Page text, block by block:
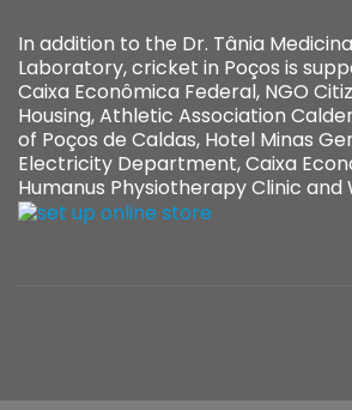
In addition to the Dr. Tânia
Laboratory, cricket in Poços is
Caixa Econômica Federal, NGO
Housing, Athletic Association
of Poços de Caldas, Hotel Minas
Electricity Department, Caixa
Humanus Physiotherapy Clinic and